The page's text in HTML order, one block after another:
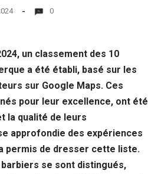
0
un classement des 10
a été établi, basé sur les
sur Google Maps. Ces
pour leur excellence, ont été
la qualité de leurs
approfondie des expériences
permis de dresser cette liste.
se sont distingués,